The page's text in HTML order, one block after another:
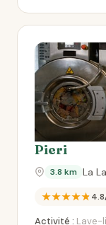
Pieri
3.8 km La
★★★★★
Activité : Lave-